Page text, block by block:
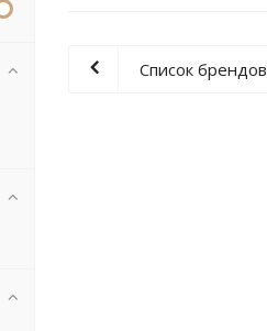
Список брендов